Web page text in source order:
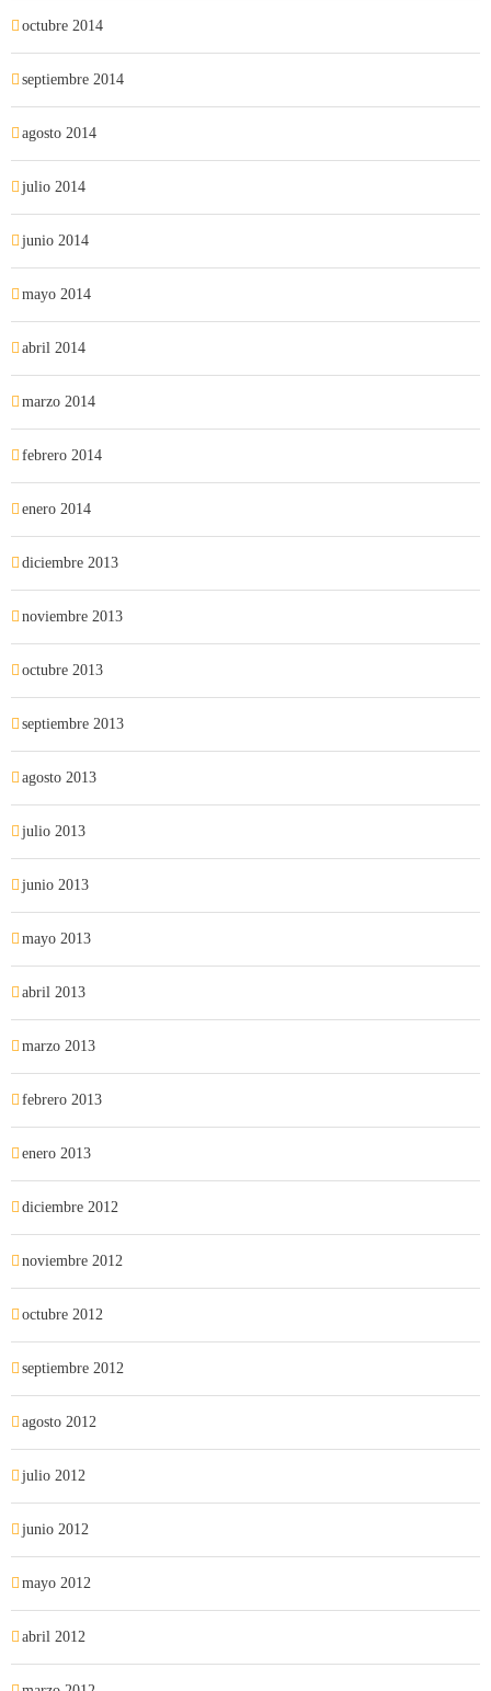
octubre 2014
septiembre 2014
agosto 2014
julio 2014
junio 2014
mayo 2014
abril 2014
marzo 2014
febrero 2014
enero 2014
diciembre 2013
noviembre 2013
octubre 2013
septiembre 2013
agosto 2013
julio 2013
junio 2013
mayo 2013
abril 2013
marzo 2013
febrero 2013
enero 2013
diciembre 2012
noviembre 2012
octubre 2012
septiembre 2012
agosto 2012
julio 2012
junio 2012
mayo 2012
abril 2012